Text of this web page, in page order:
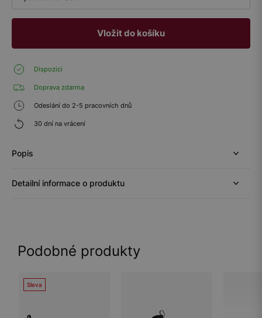
Vložit do košíku
Dispozici
Doprava zdarma
Odeslání do 2-5 pracovních dnů
30 dní na vrácení
Popis
Detailní informace o produktu
Podobné produkty
Sleva